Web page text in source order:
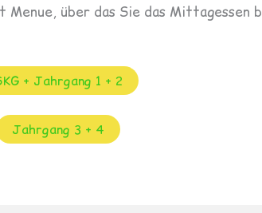
über das Sie das Mittagessen
+ Jahrgang 1 + 2
Jahrgang 3 + 4